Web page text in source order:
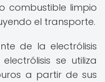
combustible limpio
el transporte.
de la electrólisis
se utiliza
a partir de sus